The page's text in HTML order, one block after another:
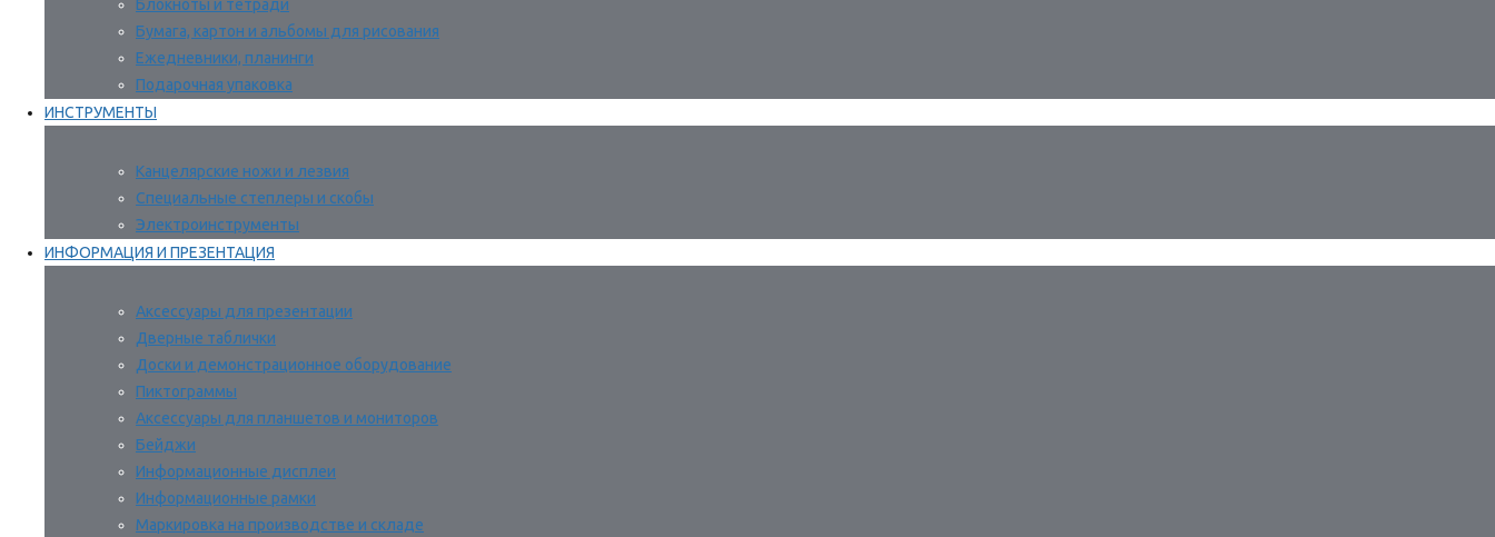
Блокноты и тетради
Бумага, картон и альбомы для рисования
Ежедневники, планинги
Подарочная упаковка
ИНСТРУМЕНТЫ
Канцелярские ножи и лезвия
Специальные степлеры и скобы
Электроинструменты
ИНФОРМАЦИЯ И ПРЕЗЕНТАЦИЯ
Аксессуары для презентации
Дверные таблички
Доски и демонстрационное оборудование
Пиктограммы
Аксессуары для планшетов и мониторов
Бейджи
Информационные дисплеи
Информационные рамки
Маркировка на производстве и складе